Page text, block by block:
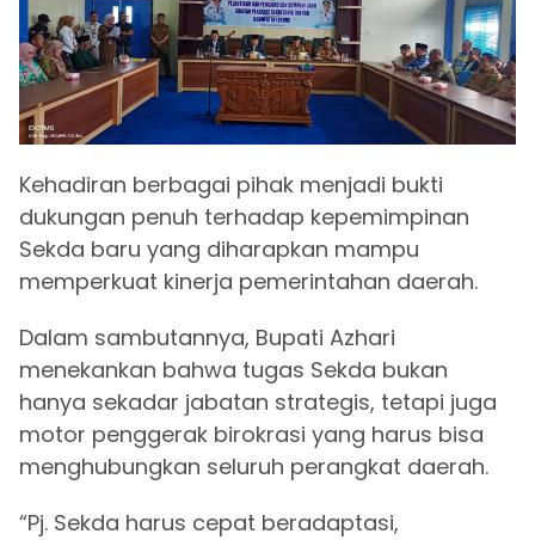
Kehadiran berbagai pihak menjadi bukti
dukungan penuh terhadap kepemimpinan
Sekda baru yang diharapkan mampu
memperkuat kinerja pemerintahan daerah.
Dalam sambutannya, Bupati Azhari
menekankan bahwa tugas Sekda bukan
hanya sekadar jabatan strategis, tetapi juga
motor penggerak birokrasi yang harus bisa
menghubungkan seluruh perangkat daerah.
“Pj. Sekda harus cepat beradaptasi,